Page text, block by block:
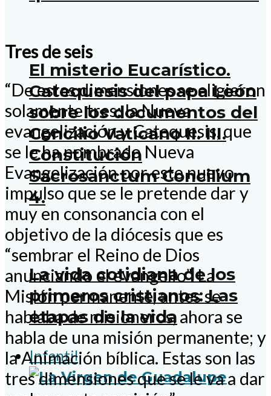
El misterio Eucarístico.
Catequesis del papa León
sobre los documentos del
Concilio Vaticano II. III.
Constitución
Sacrosanctum Concilium
4.
La vida cotidiana de los
primeros cristianos: Las
etapas de la vida
Infantil
Tres de seis
“De estas dimensiones se eligieron
solamente tres: la Nueva
evangelización y Catequesis, que
se le ha nombrado Nueva
Evangelización por este nuevo
impulso que se le pretende dar y
muy en consonancia con el
objetivo de la diócesis que es
“sembrar el Reino de Dios
anunciando el evangelio”. La
Misión permanente, antes se
hablaba de misioneros, ahora se
habla de una misión permanente; y
la Animación bíblica. Estas son las
tres dimensiones que se le va a dar